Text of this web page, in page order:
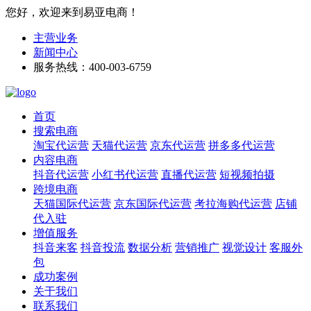
您好，欢迎来到易亚电商！
主营业务
新闻中心
服务热线：400-003-6759
首页
搜索电商
淘宝代运营 天猫代运营 京东代运营 拼多多代运营
内容电商
抖音代运营 小红书代运营 直播代运营 短视频拍摄
跨境电商
天猫国际代运营 京东国际代运营 考拉海购代运营 店铺
代入驻
增值服务
抖音来客 抖音投流 数据分析 营销推广 视觉设计 客服外
包
成功案例
关于我们
联系我们